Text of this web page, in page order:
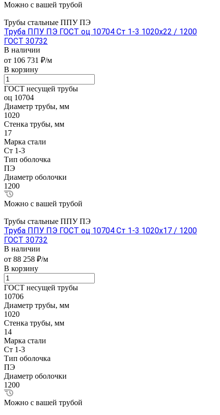
Можно с вашей трубой
Трубы стальные ППУ ПЭ
Труба ППУ ПЭ ГОСТ оц 10704 Ст 1-3 1020x22 / 1200
ГОСТ 30732
В наличии
от 106 731 ₽/м
В корзину
ГОСТ несущей трубы
оц 10704
Диаметр трубы, мм
1020
Стенка трубы, мм
17
Марка стали
Ст 1-3
Тип оболочка
ПЭ
Диаметр оболочки
1200
Можно с вашей трубой
Трубы стальные ППУ ПЭ
Труба ППУ ПЭ ГОСТ оц 10704 Ст 1-3 1020x17 / 1200
ГОСТ 30732
В наличии
от 88 258 ₽/м
В корзину
ГОСТ несущей трубы
10706
Диаметр трубы, мм
1020
Стенка трубы, мм
14
Марка стали
Ст 1-3
Тип оболочка
ПЭ
Диаметр оболочки
1200
Можно с вашей трубой